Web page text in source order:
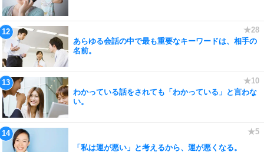
あらゆる会話の中で最も重要なキーワードは、相手の
名前。
わかっている話をされても「わかっている」と言わな
い。
「私は運が悪い」と考えるから、運が悪くなる。